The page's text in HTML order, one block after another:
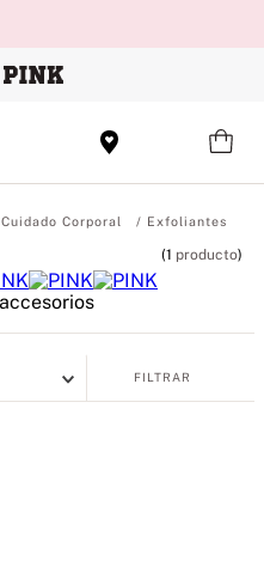
Cuidado Corporal Exfoliantes
1 producto
FILTRAR